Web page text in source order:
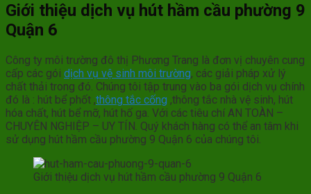
Giới thiệu dịch vụ hút hầm cầu phường 9
Quận 6
Công ty môi trường đô thị Phương Trang là đơn vị chuyên cung
cấp các gói dịch vụ vệ sinh môi trường, các giải pháp xử lý
chất thải trong đó. Chúng tôi tập trung vào ba gói dịch vụ chính
đó là : hút bể phốt ,thông tắc cống ,thông tắc nhà vệ sinh, hút
hóa chất, hút bể mỡ, hút hố ga. Với các tiêu chí AN TOÀN –
CHUYÊN NGHIỆP – UY TÍN. Quý khách hàng có thể an tâm khi
sử dụng hút hầm cầu phường 9 Quận 6 của chúng tôi.
Giới thiệu dịch vụ hút hầm cầu phường 9 Quận 6